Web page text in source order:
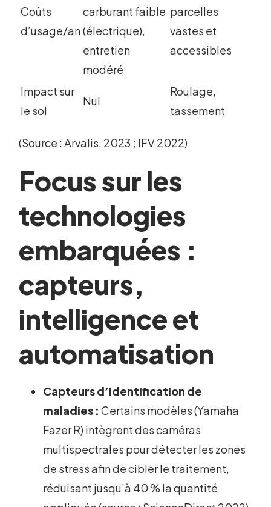
Coûts
d’usage/an
carburant faible
(électrique),
entretien
modéré
parcelles
vastes et
accessibles
Impact sur
le sol
Nul
Roulage,
tassement
(Source : Arvalis, 2023 ; IFV 2022)
Focus sur les
technologies
embarquées :
capteurs,
intelligence et
automatisation
Capteurs d’identification de
maladies : Certains modèles (Yamaha
Fazer R) intègrent des caméras
multispectrales pour détecter les zones
de stress afin de cibler le traitement,
réduisant jusqu’à 40 % la quantité